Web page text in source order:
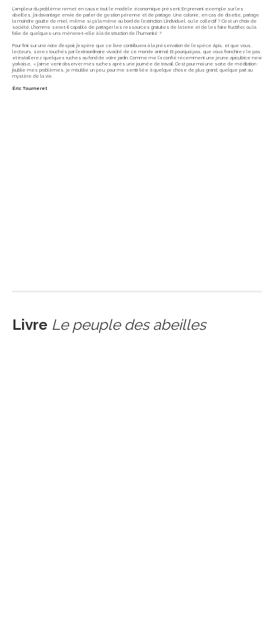
L’ampleur du problème remet en cause tout le modèle économique présent. En prenant exemple sur les
abeilles, j’ai davantage envie de parler de gestion pérenne et de partage. Une colonie, en cas de disette, partage
la moindre goutte de miel, même si ça la mène au bord de l’extinction. L’individuel, ou le collectif ? C’est un choix de
société. L’homme sera-t-il capable de partager les ressources gratuites de la terre et de les faire fructifier, ou la
folie de quelques-uns mènera-t-elle à la destruction de l’humanité ?
Pour finir sur une note d’espoir, j’espère que ce livre contribuera à la préservation de l’espèce Apis, et que vous,
lecteurs, serez touchés par l’extraordinaire vivacité de ce monde animal. Et pourquoi pas, que vous franchirez le pas
et installerez quelques ruches au fond de votre jardin. Comme me l’a confié récemment une jeune apicultrice new
yorkaise, « j’aime venir observer mes ruches après une journée de travail. C’est pour moi une sorte de méditation :
j’oublie mes problèmes, je m’oublie un peu, pour me sentir liée à quelque chose de plus grand, quelque part au
mystère de la vie.
Éric Tourneret
Livre Le peuple des abeilles